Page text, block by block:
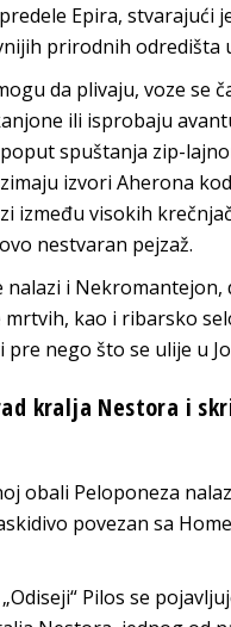
Epira, stvarajući
prirodnih odredišta
da plivaju, voze se
ili isprobaju
spuštanja zip-
izvori Aherona
između visokih
nestvaran pejzaž.
nalazi i Nekromantejon,
kao i ribarsko
pre nego što se ulije u
kralja Nestora i
obali Peloponeza
povezan sa
„Odiseji“ Pilos se